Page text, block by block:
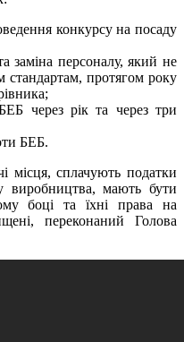
конкурсу на посаду
заміна персоналу, який не
стандартам, протягом року
через рік та через три
БЕБ.
місця, сплачують податки
виробництва, мають бути
боці та їхні права на
переконаний Голова